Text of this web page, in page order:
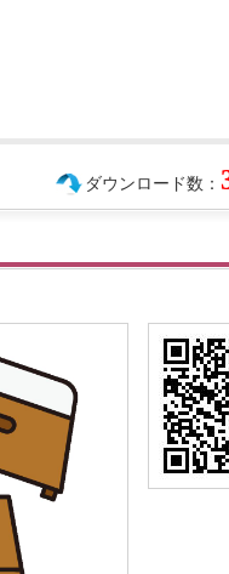
ダウンロード数：